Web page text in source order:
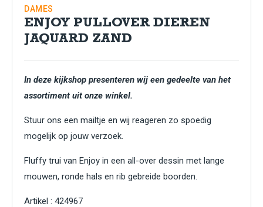
DAMES
ENJOY PULLOVER DIEREN
JAQUARD ZAND
In deze kijkshop presenteren wij een gedeelte van het
assortiment uit onze winkel.
Stuur ons een mailtje en wij reageren zo spoedig
mogelijk op jouw verzoek.
Fluffy trui van Enjoy in een all-over dessin met lange
mouwen, ronde hals en rib gebreide boorden.
Artikel : 424967